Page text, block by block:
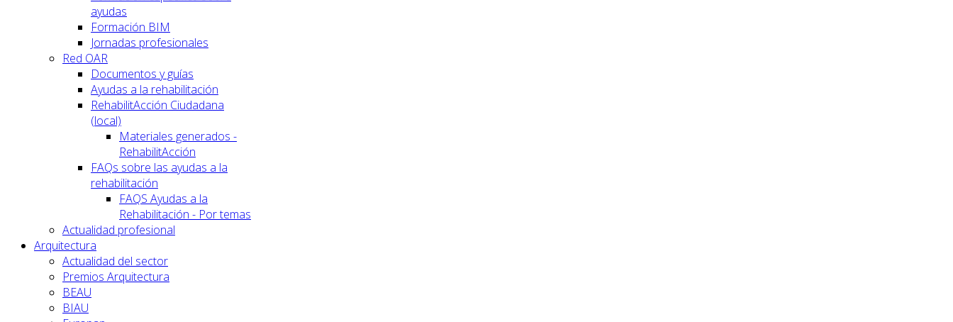
ayudas
Formación BIM
Jornadas profesionales
Red OAR
Documentos y guías
Ayudas a la rehabilitación
RehabilitAcción Ciudadana
(local)
Materiales generados -
RehabilitAcción
FAQs sobre las ayudas a la
rehabilitación
FAQS Ayudas a la
Rehabilitación - Por temas
Actualidad profesional
Arquitectura
Actualidad del sector
Premios Arquitectura
BEAU
BIAU